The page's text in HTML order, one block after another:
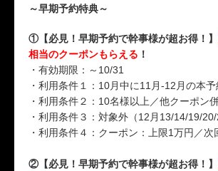
～早期予約特典～
①【必見！早期予約で幹事様が超お得！】
相当のクーポンもらえる ！
・有効期限：～10/31
・利用条件１：10月中に11月-12月の本
・利用条件２：10名様以上／他クーポン
・利用条件３：対象外（12月13/14/19/20/
・利用条件４：クーポン：上限1万円／次
②【必見！早期予約で幹事様が超お得！】